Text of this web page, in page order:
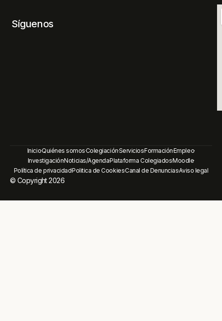
Síguenos
InicioQuiénes somosColegiaciónServiciosFormaciónEmpleo
InvestigaciónNoticias/AgendaPlataforma ColegiadosMoodle
Política de privacidadPolitica de CookiesCanal de DenunciasAviso legal
© Copyright 2026